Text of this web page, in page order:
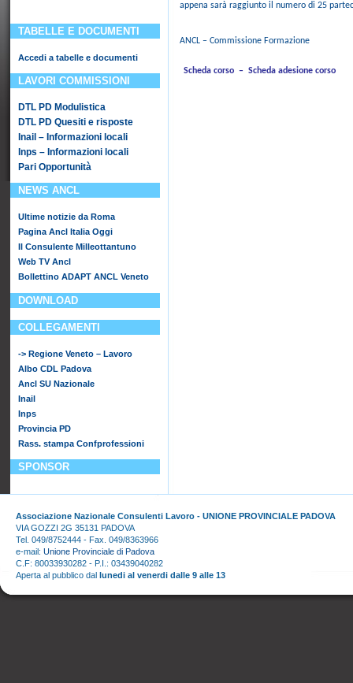
TABELLE E DOCUMENTI
Accedi a tabelle e documenti
LAVORI COMMISSIONI
DTL PD Modulistica
DTL PD Quesiti e risposte
Inail – Informazioni locali
Inps – Informazioni locali
Pari Opportunità
NEWS ANCL
Ultime notizie da Roma
Pagina Ancl Italia Oggi
Il Consulente Milleottantuno
Web TV Ancl
Bollettino ADAPT ANCL Veneto
DOWNLOAD
COLLEGAMENTI
-> Regione Veneto – Lavoro
Albo CDL Padova
Ancl SU Nazionale
Inail
Inps
Provincia PD
Rass. stampa Confprofessioni
SPONSOR
appena sarà raggiunto il numero di 25
ANCL – Commissione Formazione
Scheda corso – Scheda adesione corso
Associazione Nazionale Consulenti Lavoro - UNIONE PROVINCIALE PADOVA
VIA GOZZI 2G 35131 PADOVA
Tel. 049/8752444 - Fax. 049/8363966
e-mail: Unione Provinciale di Padova
C.F: 80033930282 - P.I.: 03439040282
Aperta al pubblico dal lunedi al venerdi dalle 9 alle 13